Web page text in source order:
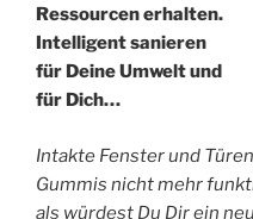
Ressourcen erhalten.
Intelligent sanieren
für Deine Umwelt und
für Dich…
Intakte Fenster und
Gummis nicht mehr
als würdest Du Dir ein